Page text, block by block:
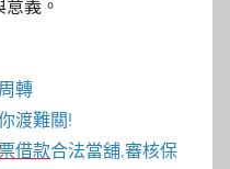
義。
轉
渡難關!
借款合法當舖,審核保